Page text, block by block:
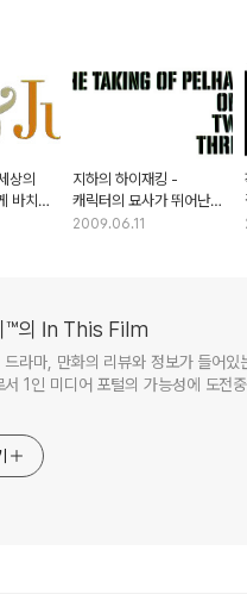
상의
바치는
지하의 하이재킹 -
캐릭터의 묘사가 뛰어난
독창적인 스릴러
2009.06.11
™의 In This Film
라마, 만화의 리뷰와 정보가 들어있
서 1인 미디어 포털의 가능성에 도전